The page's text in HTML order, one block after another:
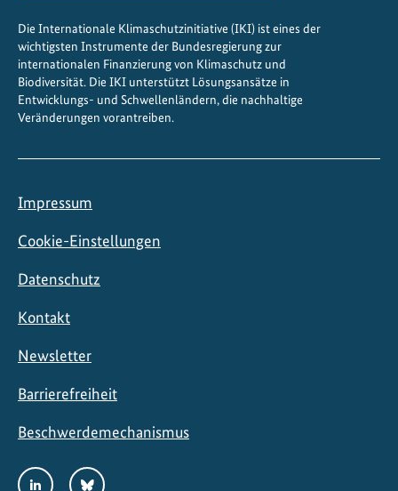
Die Internationale Klimaschutzinitiative (IKI) ist eines der
wichtigsten Instrumente der Bundesregierung zur
internationalen Finanzierung von Klimaschutz und
Biodiversität. Die IKI unterstützt Lösungsansätze in
Entwicklungs- und Schwellenländern, die nachhaltige
Veränderungen vorantreiben.
Impressum
Cookie-Einstellungen
Datenschutz
Kontakt
Newsletter
Barrierefreiheit
Beschwerdemechanismus
Social
LinkedInBluesky